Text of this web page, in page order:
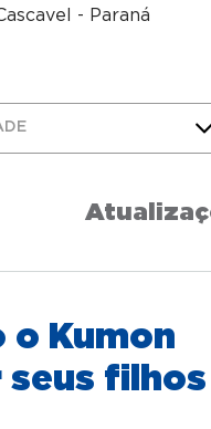
- Paraná
o Kumon
filhos